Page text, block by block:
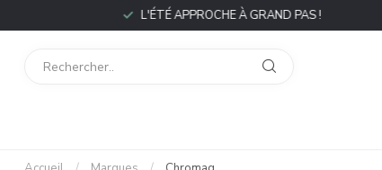
L'ÉTÉ APPROCHE À GRAND PAS !